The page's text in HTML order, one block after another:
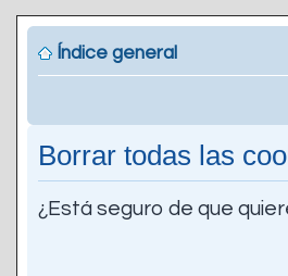
Índice general
Borrar todas las
¿Está seguro de que